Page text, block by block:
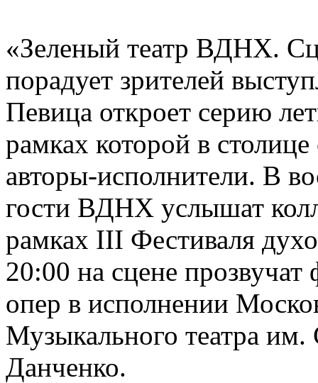
«Зеленый театр ВДНХ.
порадует зрителей
Певица откроет серию
рамках которой в
авторы-исполнители. В
гости ВДНХ услышат
рамках III Фестиваля
20:00 на сцене
опер в исполнении
Музыкального театра
Данченко.